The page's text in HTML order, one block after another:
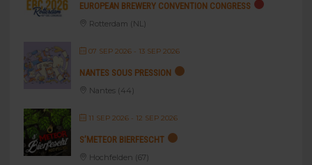
EUROPEAN BREWERY CONVENTION CONGRESS
Rotterdam (NL)
07 SEP 2026- 13 SEP 2026
NANTES SOUS PRESSION
Nantes (44)
11 SEP 2026- 12 SEP 2026
S’METEOR BIERFESCHT
Hochfelden (67)